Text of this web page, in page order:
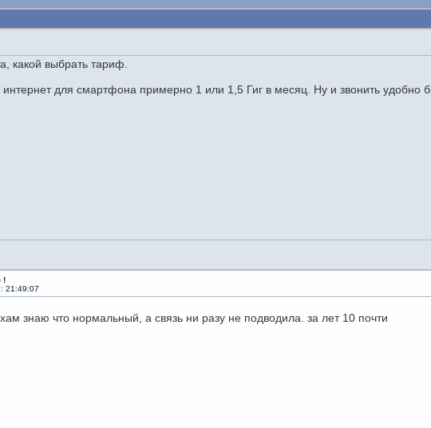
какой выбрать тариф.
для смартфона примерно 1 или 1,5 Гиг в месяц. Ну и звонить удобно
!
21:49:07
знаю что нормальный, а связь ни разу не подводила. за лет 10 почти